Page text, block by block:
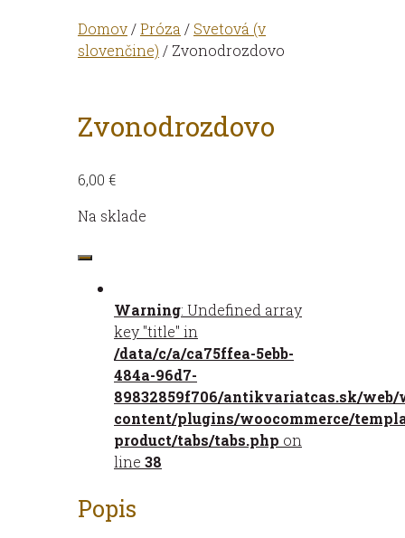
Domov /Próza / Svetová (v
slovenčine) / Zvonodrozdovo
Zvonodrozdovo
6,00 €
Na sklade
množstvo
Warning: Undefined array
key "title" in
/data/c/a/ca75ffea-5ebb-
484a-96d7-
89832859f706/antikvariatcas.sk/web/
content/plugins/woocommerce/
product/tabs/tabs.php on
line 38
Popis